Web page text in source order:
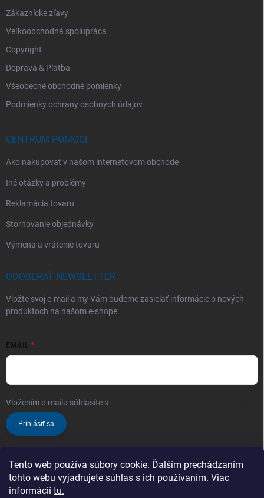
Tento web používa súbory cookie. Ďalším prechádzaním
tohto webu vyjadrujete súhlas s ich používaním. Viac
informácií tu.
Zákaznícke zľavy
Veľkoobchodná spolupráca
Copyright
Doprava & Platba
Všeobecné obchodné pomienky
Podmienky ochrany osobných údajov
CENTRUM POMOCI
Ako nakupovať v našom internetovom obchode
Iné otázky a problémy
Reklamácia tovaru
Stornovanie objednávky
Výmena a vrátenie tovaru
ODOBERAŤ NEWSLETTER
Vložte svoj e-mail a my Vám budeme zasielať informácie o nových
produktoch na našom e-shope.
EMAIL
Vložením e-mailu súhlasíte s
Prihlásiť sa